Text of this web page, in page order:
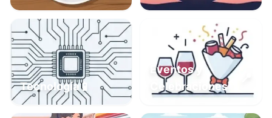
Tecnología📱
Eventos y
Celebraciones